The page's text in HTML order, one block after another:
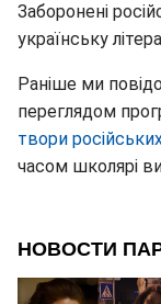
Заборонені
українську
Раніше ми
переглядом
твори
часом школярі